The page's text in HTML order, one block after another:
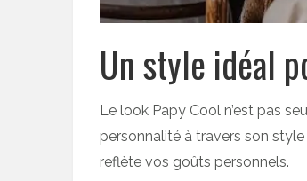
Un style idéal
Le look Papy Cool n’est pas
personnalité à travers son
reflète vos goûts personnels.